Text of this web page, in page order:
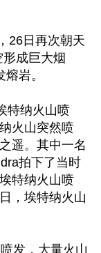
26日再次朝天
成巨大烟
岩。
特纳火山喷
火山突然喷
遥。其中一名
拍下了当时
特纳火山喷
，埃特纳火山
发，大量火山